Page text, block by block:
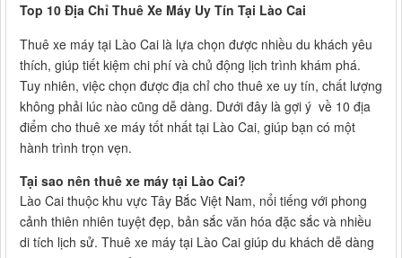
Top 10 Địa Chỉ Thuê Xe Máy Uy Tín Tại Lào Cai
Thuê xe máy tại Lào Cai là lựa chọn được nhiều du khách yêu
thích, giúp tiết kiệm chi phí và chủ động lịch trình khám phá.
Tuy nhiên, việc chọn được địa chỉ cho thuê xe uy tín, chất lượng
không phải lúc nào cũng dễ dàng. Dưới đây là gợi ý về 10 địa
điểm cho thuê xe máy tốt nhất tại Lào Cai, giúp bạn có một
hành trình trọn vẹn.
Tại sao nên thuê xe máy tại Lào Cai?
Lào Cai thuộc khu vực Tây Bắc Việt Nam, nổi tiếng với phong
cảnh thiên nhiên tuyệt đẹp, bản sắc văn hóa đặc sắc và nhiều
di tích lịch sử. Thuê xe máy tại Lào Cai giúp du khách dễ dàng